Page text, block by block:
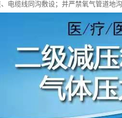
电缆线同沟敷设；并严禁氧气管道地